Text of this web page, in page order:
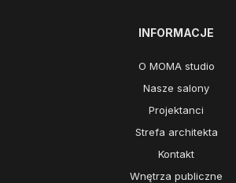
INFORMACJE
O MOMA studio
Nasze salony
Projektanci
Strefa architekta
Kontakt
Wnętrza publiczne